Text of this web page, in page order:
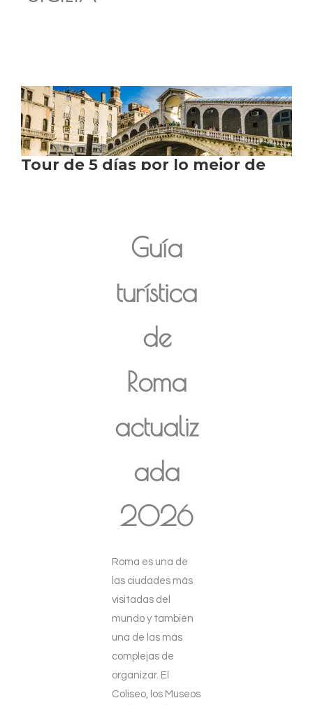
Guía
turística
de
Roma
actualiz
ada
2026
Roma es una de
las ciudades más
visitadas del
mundo y también
una de las más
complejas de
organizar. El
Coliseo, los Museos